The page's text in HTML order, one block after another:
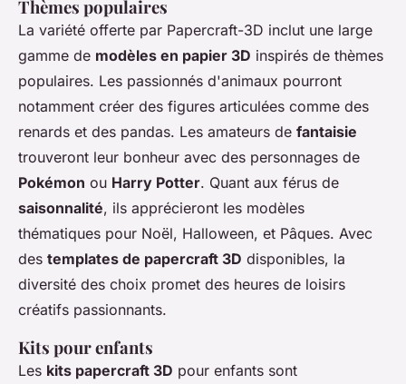
Thèmes populaires
La variété offerte par Papercraft-3D inclut une large
gamme de modèles en papier 3D inspirés de thèmes
populaires. Les passionnés d'animaux pourront
notamment créer des figures articulées comme des
renards et des pandas. Les amateurs de fantaisie
trouveront leur bonheur avec des personnages de
Pokémon ou Harry Potter. Quant aux férus de
saisonnalité, ils apprécieront les modèles
thématiques pour Noël, Halloween, et Pâques. Avec
des templates de papercraft 3D disponibles, la
diversité des choix promet des heures de loisirs
créatifs passionnants.
Kits pour enfants
Les kits papercraft 3D pour enfants sont